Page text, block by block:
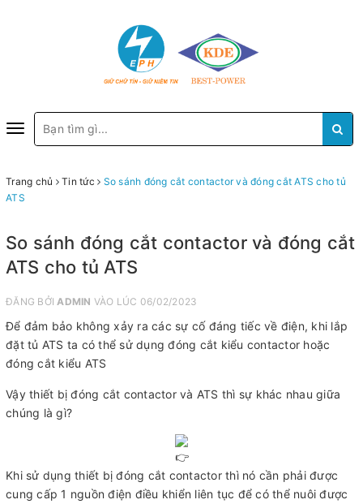
Toggle
navigation
Trang chủ Tin tức
So sánh đóng cắt contactor và đóng cắt ATS cho tủ
ATS
So sánh đóng cắt contactor và đóng cắt
ATS cho tủ ATS
ĐĂNG BỞI ADMIN VÀO LÚC 06/02/2023
Để đảm bảo không xảy ra các sự cố đáng tiếc về điện, khi lắp
đặt tủ ATS ta có thể sử dụng đóng cắt kiểu contactor hoặc
đóng cắt kiểu ATS
Vậy thiết bị đóng cắt contactor và ATS thì sự khác nhau giữa
chúng là gì?
Khi sử dụng thiết bị đóng cắt contactor thì nó cần phải được
cung cấp 1 nguồn điện điều khiển liên tục để có thể nuôi được